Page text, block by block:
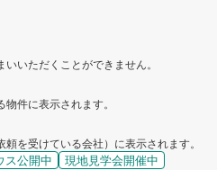
いただくことができません。
件に表示されます。
を受けている会社）に表示されます。
ス公開中
現地見学会開催中